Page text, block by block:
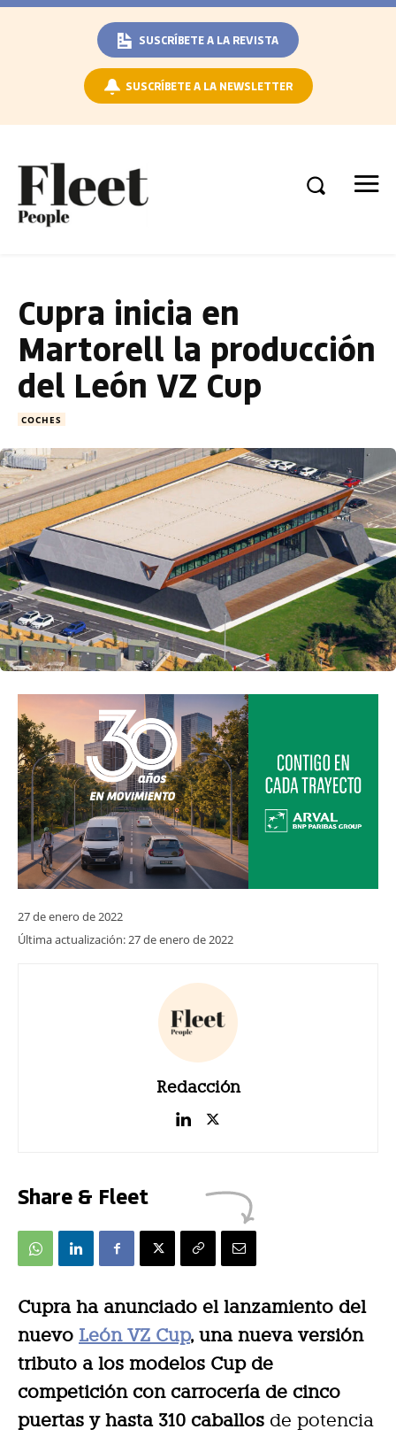
SUSCRÍBETE A LA REVISTA
SUSCRÍBETE A LA NEWSLETTER
Cupra inicia en
Martorell la producción
del León VZ Cup
COCHES
27 de enero de 2022
Última actualización:27 de enero de 2022
Redacción
Share & Fleet
Cupra ha anunciado el lanzamiento del
nuevo León VZ Cup, una nueva versión
tributo a los modelos Cup de
competición con carrocería de cinco
puertas y hasta 310 caballos de potencia